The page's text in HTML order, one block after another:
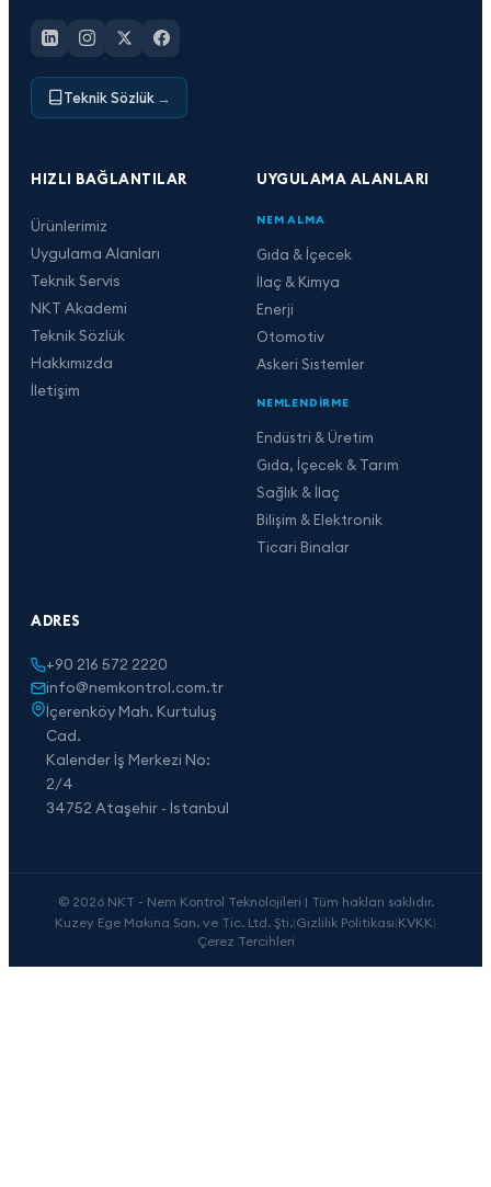
Teknik Sözlük →
HIZLI BAĞLANTILAR
Ürünlerimiz
Uygulama Alanları
Teknik Servis
NKT Akademi
Teknik Sözlük
Hakkımızda
İletişim
UYGULAMA ALANLARI
NEM ALMA
Gıda & İçecek
İlaç & Kimya
Enerji
Otomotiv
Askeri Sistemler
NEMLENDIRME
Endüstri & Üretim
Gıda, İçecek & Tarım
Sağlık & İlaç
Bilişim & Elektronik
Ticari Binalar
ADRES
+90 216 572 2220
info@nemkontrol.com.tr
İçerenköy Mah. Kurtuluş
Cad.
Kalender İş Merkezi No:
2/4
34752 Ataşehir - İstanbul
© 2026 NKT - Nem Kontrol Teknolojileri | Tüm hakları saklıdır.
Kuzey Ege Makina San. ve Tic. Ltd. Şti.|Gizlilik Politikası|KVKK|
Çerez Tercihleri